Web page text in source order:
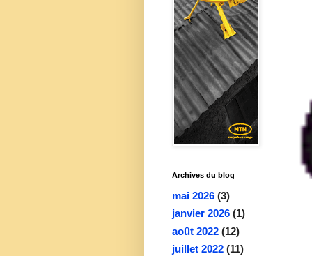
Archives du blog
mai 2026 (3)
janvier 2026 (1)
août 2022 (12)
juillet 2022 (11)